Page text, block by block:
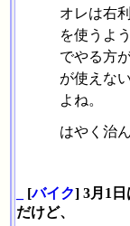
オレは右
を使うよ
でやる方
が使えな
よね。
はやく治
[バイク] 3月1
だけど、